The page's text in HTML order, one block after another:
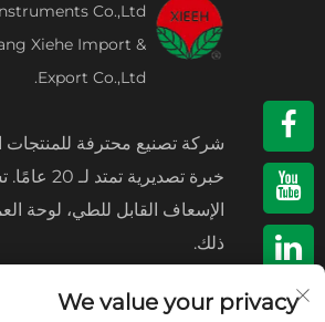
Co.,Ltd
Xiehe Import &
Export Co.,Ltd.
شركة تصنيع محترفة للمنتجات
خبرة
الإسعاف القابل للطي، لوحة
ذلك.
We value your privacy